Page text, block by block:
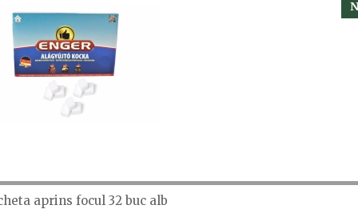
aprins focul 32 buc alb